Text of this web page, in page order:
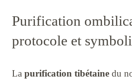
Purification
protocole et
La purification tibétaine du